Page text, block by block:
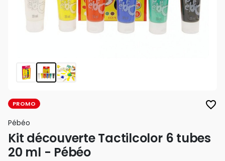
PROMO favorite_border
Pébéo
Kit découverte Tactilcolor 6 tubes
20 ml - Pébéo